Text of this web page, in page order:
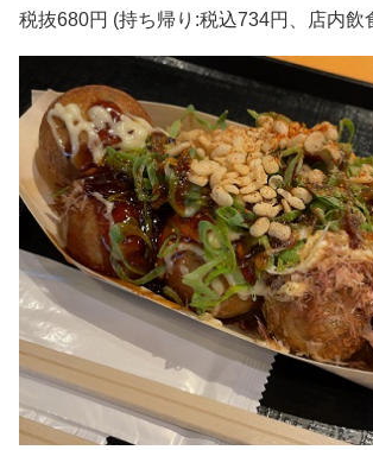
税抜680円 (持ち帰り:税込734円、店内飲